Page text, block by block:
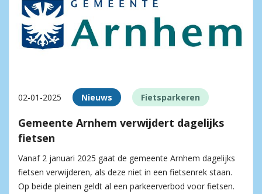
02-01-2025 Nieuws Fietsparkeren
Gemeente Arnhem verwijdert dagelijks
fietsen
Vanaf 2 januari 2025 gaat de gemeente Arnhem dagelijks
fietsen verwijderen, als deze niet in een fietsenrek staan.
Op beide pleinen geldt al een parkeerverbod voor fietsen.